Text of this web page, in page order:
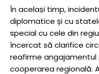
În același timp,
diplomatice și cu
special cu cele din
încercat să clarifice
reafirme angajamentul
cooperarea regională.